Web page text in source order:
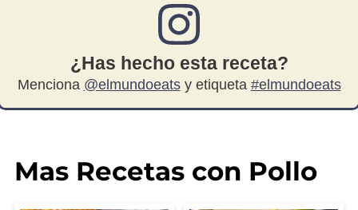
¿Has hecho esta receta?
Menciona @elmundoeatsy etiqueta #elmundoeats
Mas Recetas con Pollo